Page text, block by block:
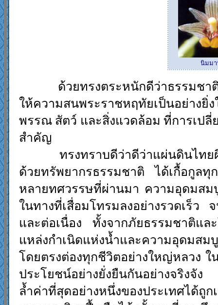
นิมมา
ด้วยทรงตระหนักดีว่าธรรมชาติคื
ให้ความสนพระราชหฤทัยเป็นอย่าง
พรรณ สัตว์ และสิ่งแวดล้อม ที่การเป
สำคัญ
ทรงทราบดีว่าดีว่าแผ่นดินไทยผืน
ด้วยทรัพยากรธรรมชาติ ได้เกื้อกูล
หลายทศวรรษที่ผ่านมา ความอุดมสม
ในทางที่เสื่อมโทรมลงอย่างรวดเร็ว
และต่อเนื่อง ทั้งจากภัยธรรมชาติแล
แหล่งกำเนิดแห่งน้ำและความอุดม
โดยตรงต่องทุกชีวิตอย่างใหญ่หลวง
ประโยชน์อย่างยั่งยืนกันอย่างจริงจั
ล้ำค่าที่สุดอย่างหนึ่งของประเทศได้